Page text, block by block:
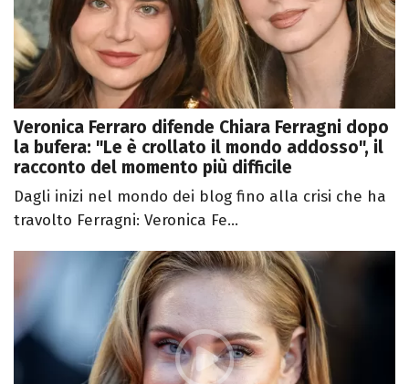
Veronica Ferraro difende Chiara Ferragni dopo
la bufera: "Le è crollato il mondo addosso", il
racconto del momento più difficile
Dagli inizi nel mondo dei blog fino alla crisi che ha
travolto Ferragni: Veronica Fe...